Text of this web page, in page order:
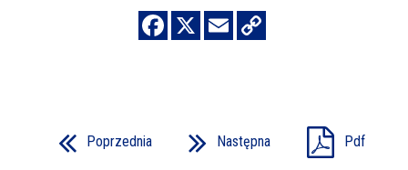
Poprzednia Następna Pdf